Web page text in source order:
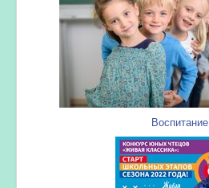
Воспитание